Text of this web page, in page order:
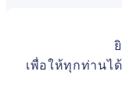
เพื่อให้ทุกท่านไ